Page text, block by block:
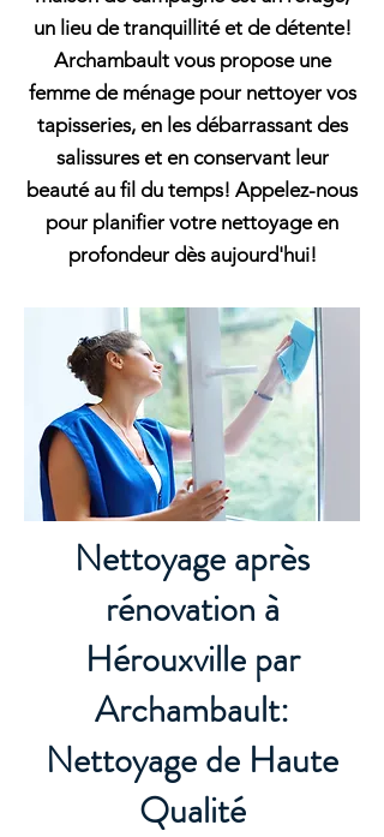
un lieu de tranquillité et de détente!
Archambault vous propose une
femme de ménage pour nettoyer vos
tapisseries, en les débarrassant des
salissures et en conservant leur
beauté au fil du temps! Appelez-nous
pour planifier votre nettoyage en
profondeur dès aujourd'hui!
Nettoyage après
rénovation à
Hérouxville par
Archambault:
Nettoyage de Haute
Qualité